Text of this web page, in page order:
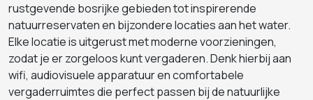
rustgevende bosrijke gebieden tot inspirerende
natuurreservaten en bijzondere locaties aan het water.
Elke locatie is uitgerust met moderne voorzieningen,
zodat je er zorgeloos kunt vergaderen. Denk hierbij aan
wifi, audiovisuele apparatuur en comfortabele
vergaderruimtes die perfect passen bij de natuurlijke